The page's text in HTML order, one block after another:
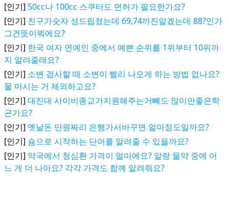
[인기] 50cc나 100cc 스쿠터도 면허가 필요한가요?
[인기] 친구가숫자 성드립쳤는데 69,74까진알겠는데 88?인가
그건뜻이뭐에요?
[인기] 한국 여자 연예인 중에서 예쁜 순위를 1위부터 10위까
지 알려줄래요?
[인기] 소변 검사할 때 소변이 빨리 나오게 하는 방법 없나요?
물 마시는 거 제외하고요?
[인기] 대진대 사이비종교가지원해주는거빼도 많이안좋은학
굔가요?
[인기] 옛날돈 만원짜리 은행가서바꾸면 얼마정도일까요?
[인기] 슘으로 시작하는 단어를 알려줄 수 있을까요?
[인기] 약국에서 청심환 가격이 얼마에요? 알랑 물약 중에 어
느 게 더 나아요? 각각 가격도 함께 알려줘요?